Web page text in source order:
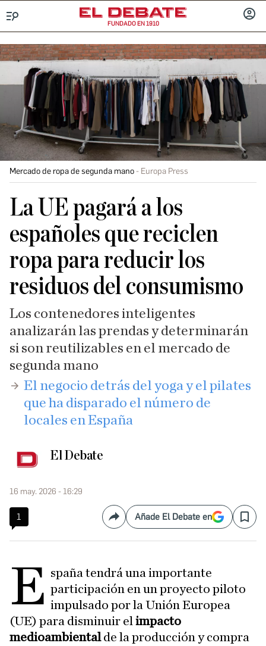
FUNDADO EN 1910
Mercado de ropa de segunda mano Europa Press
La UE pagará a los
españoles que reciclen
ropa para reducir los
residuos del consumismo
Los contenedores inteligentes
analizarán las prendas y determinarán
si son reutilizables en el mercado de
segunda mano
El negocio detrás del yoga y el pilates
que ha disparado el número de
locales en España
El Debate
16 may. 2026 - 16:29
1 CompartirAñade El Debate en Save
E spaña tendrá una importante
participación en un proyecto piloto
impulsado por la Unión Europea
(UE) para disminuir el impacto
medioambientalde la producción y compra